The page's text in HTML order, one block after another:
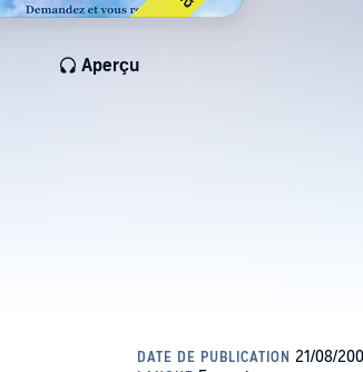
Aperçu